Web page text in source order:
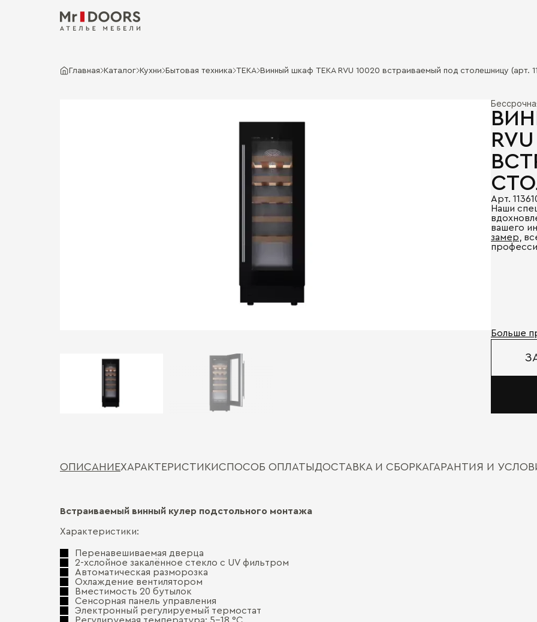
Главная Каталог Кухни Бытовая техника TEKA Винный шкаф TEKA RVU 10020 встраиваемый под столешницу (арт.
Арт.
Наши
вашего
замер ,
Больше
ОПИСАНИЕХАРАКТЕРИСТИКИСПОСОБ ОПЛАТЫ ДОСТАВКА И СБОРКА ГАРАНТИЯ И
Встраиваемый винный кулер подстольного монтажа
Характеристики:
Перенавешиваемая дверца
2-хслойное закалённое стекло с UV фильтром
Автоматическая разморозка
Охлаждение вентилятором
Вместимость 20 бутылок
Сенсорная панель управления
Электронный регулируемый термостат